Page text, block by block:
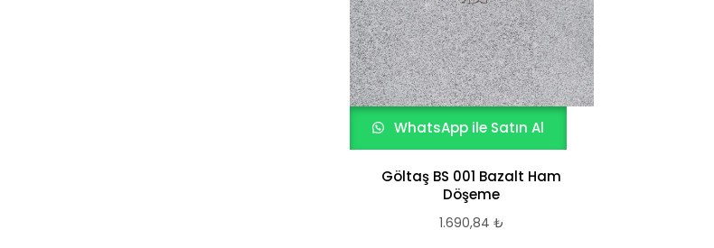
WhatsApp ile Satın Al
Göltaş BS 001 Bazalt Ham
Döşeme
1.690,84 ₺